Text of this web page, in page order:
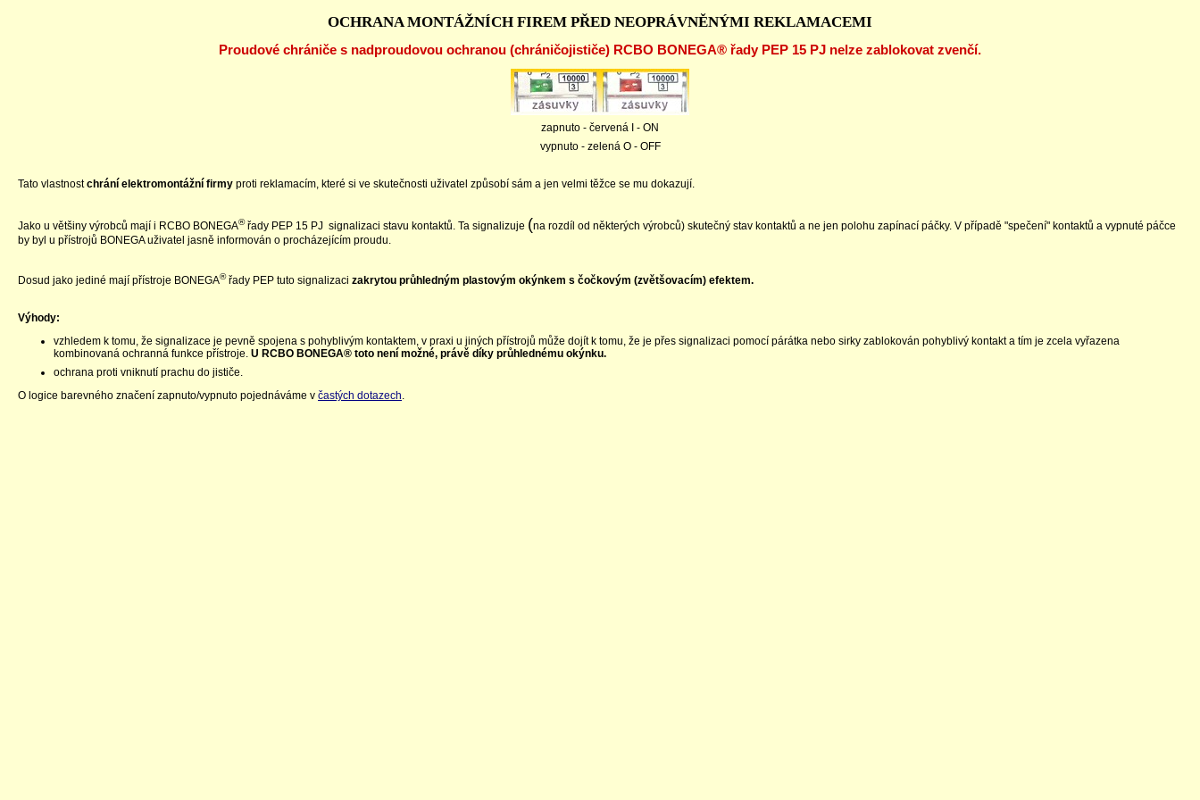
OCHRANA MONTÁŽNÍCH FIREM PŘED NEOPRÁVNĚNÝMI REKLAMACEMI
Proudové chrániče s nadproudovou ochranou (chráničojističe) RCBO BONEGA® řady PEP 15 PJ nelze zablokovat zvenčí.
zapnuto - červená I - ON
vypnuto - zelená O - OFF
Tato vlastnostchrání elektromontážní firmy proti reklamacím, které si ve skutečnosti uživatel způsobí sám a jen velmi těžce se mu dokazují.
Jako u většiny výrobců mají i RCBO BONEGA®řady PEP 15 PJ signalizaci stavu kontaktů. Ta signalizuje (na rozdíl od některých výrobců) skutečný stav kontaktů a ne jen polohu zapínací páčky. V případě "spečení" kontaktů a vypnuté páčce
by byl u přístrojů BONEGA uživatel jasně informován o procházejícím proudu.
Dosud jako jediné mají přístroje BONEGA®řady PEP tuto signalizaci zakrytou průhledným plastovým okýnkem s čočkovým (zvětšovacím) efektem.
Výhody:
vzhledem k tomu, že signalizace je pevně spojena s pohyblivým kontaktem, v praxi u jiných přístrojů může dojít k tomu, že je přes signalizaci pomocí párátka nebo sirky zablokován pohyblivý kontakt a tím je zcela vyřazena
kombinovaná ochranná funkce přístroje. U RCBO BONEGA® toto není možné, právě díky průhlednému okýnku.
ochrana proti vniknutí prachu do jističe.
O logice barevného značení zapnuto/vypnuto pojednáváme v častých dotazech.